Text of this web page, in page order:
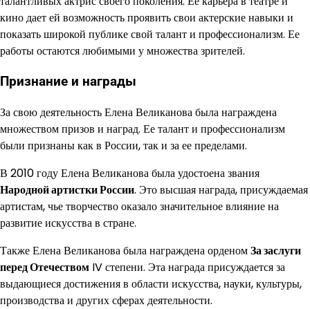
кино дает ей возможность проявить свои актерские навыки и
показать широкой публике свой талант и профессионализм. Ее
работы остаются любимыми у множества зрителей.
Признание и награды
За свою деятельность Елена Великанова была награждена
множеством призов и наград. Ее талант и профессионализм
были признаны как в России, так и за ее пределами.
В 2010 году Елена Великанова была удостоена звания
Народной артистки России. Это высшая награда, присуждаемая
артистам, чье творчество оказало значительное влияние на
развитие искусства в стране.
Также Елена Великанова была награждена орденомЗа заслуги
перед Отечеством IV степени. Эта награда присуждается за
выдающиеся достижения в области искусства, науки, культуры,
производства и других сферах деятельности.